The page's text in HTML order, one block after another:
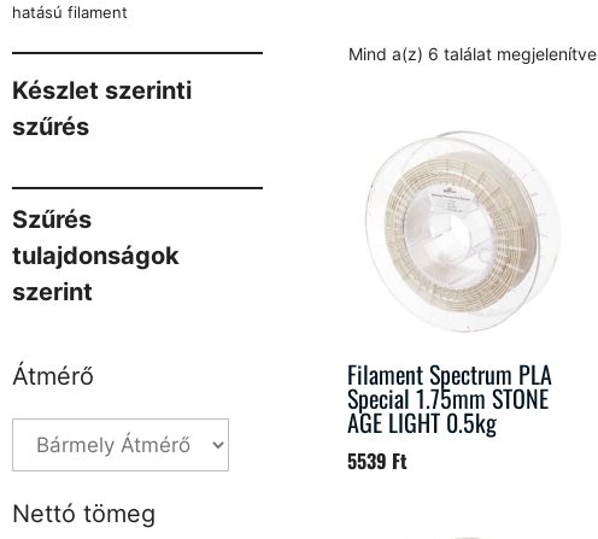
hatású filament
Készlet szerinti
szűrés
Szűrés
tulajdonságok
szerint
Átmérő
Nettó tömeg
Mind a(z) 6 találat megjelenítve
Filament Spectrum PLA
Special 1.75mm STONE
AGE LIGHT 0.5kg
5539 Ft